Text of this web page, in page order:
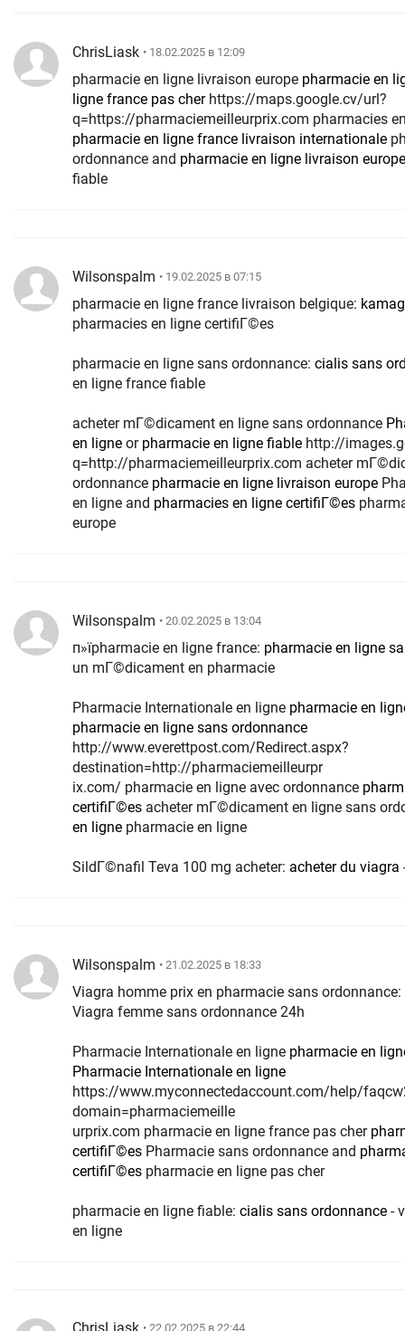
ChrisLiask • 18.02.2025 в 12:09
pharmacie en ligne livraison europe pharmacie en
ligne france pas cherhttps://maps.google.cv/url?
q=https://pharmaciemeilleurprix.com pharmacies
pharmacie en ligne france livraison internationale
ordonnance and pharmacie en ligne livraison europe
fiable
Wilsonspalm • 19.02.2025 в 07:15
pharmacie en ligne france livraison belgique:
pharmacies en ligne certifiГ©es
pharmacie en ligne sans ordonnance: cialis sans
en ligne france fiable
acheter mГ©dicament en ligne sans ordonnance
en ligne or pharmacie en ligne fiable
q=http://pharmaciemeilleurprix.com acheter
ordonnance pharmacie en ligne livraison europe
en ligne and pharmacies en ligne certifiГ©es
europe
Wilsonspalm • 20.02.2025 в 13:04
п»їpharmacie en ligne france: pharmacie en ligne
un mГ©dicament en pharmacie
Pharmacie Internationale en ligne pharmacie en
pharmacie en ligne sans ordonnance
http://www.everettpost.com/Redirect.aspx?
destination=http://pharmaciemeilleurpr
ix.com/ pharmacie en ligne avec ordonnance
certifiГ©es acheter mГ©dicament en ligne sans
en ligne pharmacie en ligne
SildГ©nafil Teva 100 mg acheter: acheter du viagra
Wilsonspalm • 21.02.2025 в 18:33
Viagra homme prix en pharmacie sans ordonnance:
Viagra femme sans ordonnance 24h
Pharmacie Internationale en ligne pharmacie en
Pharmacie Internationale en ligne
https://www.myconnectedaccount.com/help/
domain=pharmaciemeille
urprix.com pharmacie en ligne france pas cher
certifiГ©es Pharmacie sans ordonnance and
certifiГ©es pharmacie en ligne pas cher
pharmacie en ligne fiable: cialis sans ordonnance -
en ligne
• 22.02.2025 в 22:44